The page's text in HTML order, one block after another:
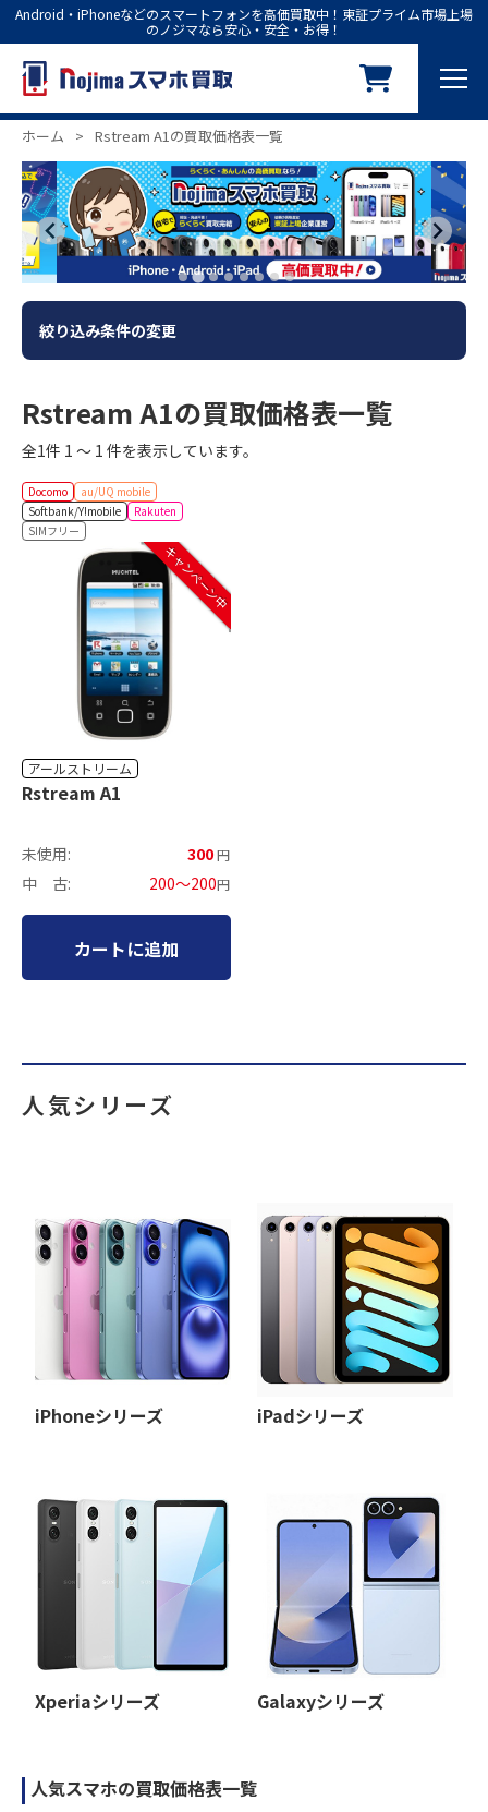
Android・iPhoneなどのスマートフォンを高価買取中！東証プライム市場上場
のノジマなら安心・安全・お得！
ホーム > Rstream A1の買取価格表一覧
絞り込み条件の変更
Rstream A1の買取価格表一覧
全1件 1 ～ 1 件を表示しています。
Docomo
au/UQ mobile
Softbank/Y!mobile
Rakuten
SIMフリー
キャンペーン中
アールストリーム
Rstream A1
未使用: 300円
中 古: 200～200円
カートに追加
人気シリーズ
iPhoneシリーズ iPadシリーズ
Xperiaシリーズ Galaxyシリーズ
人気スマホの買取価格表一覧